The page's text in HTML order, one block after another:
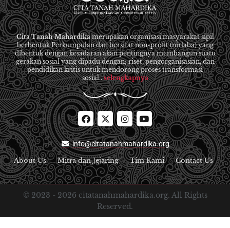
Cita Tanah Mahardikamerupakan organisasi masyarakat sipil
berbentuk Perkumpulan dan bersifat non-profit (nirlaba) yang
dibentuk dengan kesadaran akan pentingnya membangun suatu
gerakan sosial yang dipadu dengan; riset, pengorganisasian, dan
pendidikan kritis untuk mendorong proses transformasi
sosial...selengkapnya
info@citatanahmahardika.org
About Us Mitra dan Jejaring Tim Kami Contact Us
© 2023 - 2026 citatanahmahardika.org. All Rights
Reserved.